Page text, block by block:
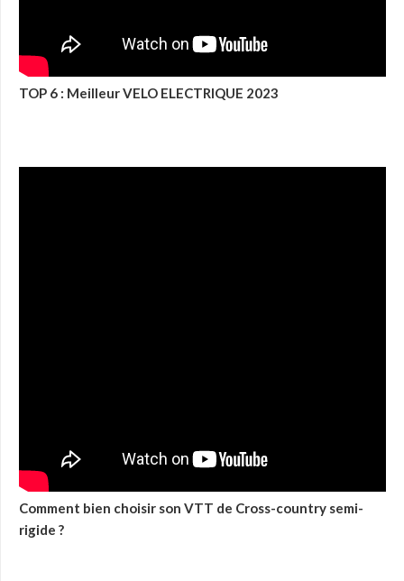
TOP 6 : Meilleur VELO ELECTRIQUE 2023
Comment bien choisir son VTT de Cross-country semi-
rigide ?